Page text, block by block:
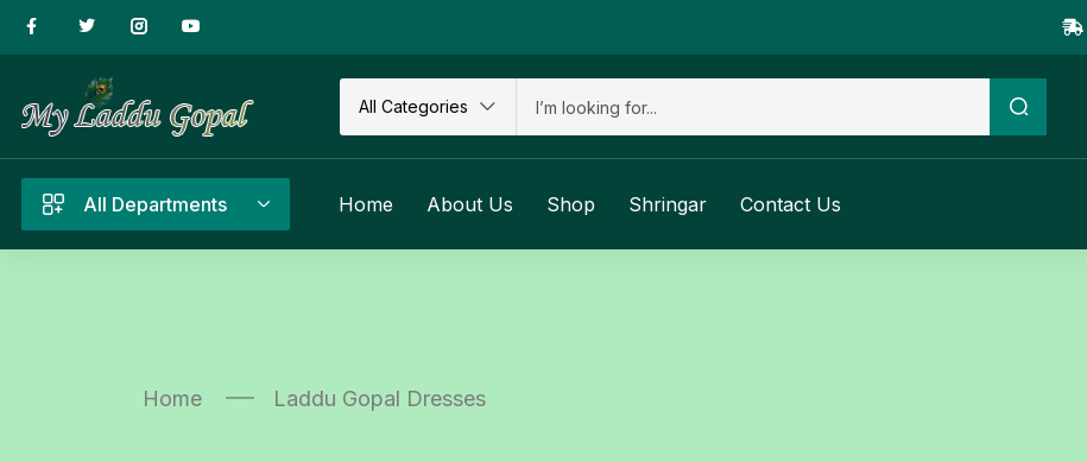
All Categories
All Departments Home About Us Shop Shringar Contact Us
Home Laddu Gopal Dresses